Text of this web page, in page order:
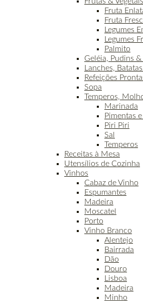
Fruta
Fruta
Legumes
Legumes
Palmito
Geléia, Pudins
Lanches,
Refeições
Sopa
Temperos,
Marinada
Pimentas
Piri Piri
Sal
Temperos
Receitas à Mesa
Utensílios de Cozinha
Vinhos
Cabaz de Vinho
Espumantes
Madeira
Moscatel
Porto
Vinho Branco
Alentejo
Bairrada
Dão
Douro
Lisboa
Madeira
Minho